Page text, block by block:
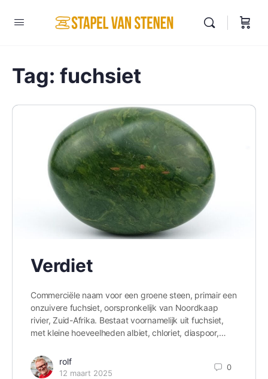
Tag: fuchsiet
Verdiet
Commerciële naam voor een groene steen, primair een
onzuivere fuchsiet, oorspronkelijk van Noordkaap
rivier, Zuid-Afrika. Bestaat voornamelijk uit fuchsiet,
met kleine hoeveelheden albiet, chloriet, diaspoor,…
rolf
12 maart 2025
0